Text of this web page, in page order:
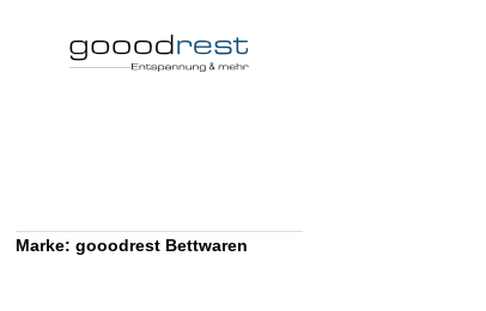
Marke: gooodrest Bettwaren